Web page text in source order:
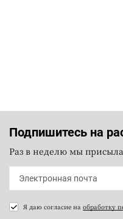
Подпишитесь на
Раз в неделю мы
Я даю согласие на обработку